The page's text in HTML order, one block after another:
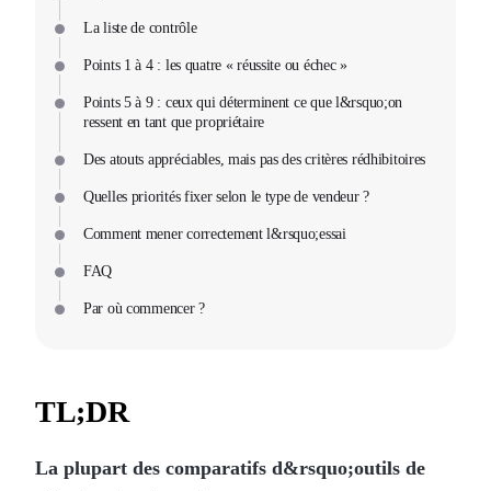
La liste de contrôle
Points 1 à 4 : les quatre « réussite ou échec »
Points 5 à 9 : ceux qui déterminent ce que l&rsquo;on
ressent en tant que propriétaire
Des atouts appréciables, mais pas des critères rédhibitoires
Quelles priorités fixer selon le type de vendeur ?
Comment mener correctement l&rsquo;essai
FAQ
Par où commencer ?
TL;DR
La plupart des comparatifs d&rsquo;outils de